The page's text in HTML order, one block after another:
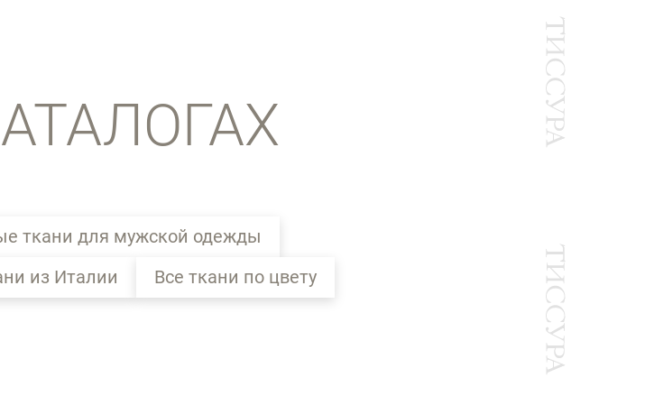
ткани для мужской одежды
из Италии
Все ткани по цвету